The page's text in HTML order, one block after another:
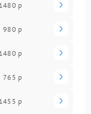
1480 р
980 р
1480 р
765 р
1455 р